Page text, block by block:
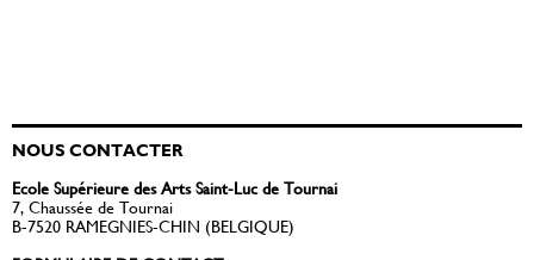
NOUS CONTACTER
Ecole Supérieure des Arts Saint-Luc de Tournai
7, Chaussée de Tournai
B-7520 RAMEGNIES-CHIN (BELGIQUE)